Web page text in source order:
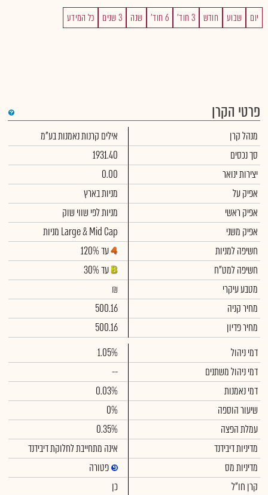
יום שבוע חודש 3 חוד' 6 חוד' שנה 3 שנים כל המידע
פרטי הקרן
מנהל קרן
אילים קרנות נאמנות בע"מ
סך נכסים
1931.40
יצירות ינואר
0.00
אפיק על
מניות בארץ
אפיק ראשי
מניות לפי שווי שוק
אפיק משני
מניות Large & Mid Cap
חשיפה למניות
עד 120%
חשיפה למט"ח
עד 30%
מטבע עיקרי
₪
מחיר קניה
500.16
מחיר פדיון
500.16
דמי ניהול
1.05%
דמי ניהול משתנים
--
דמי נאמנות
0.03%
שיעור הוספה
0%
עמלת הפצה
0.35%
מדיניות דיבידנד
אינה מתחייבת לחלוקת דיבידנד
מדיניות מס
פטורה
קרן חו"ל
כן